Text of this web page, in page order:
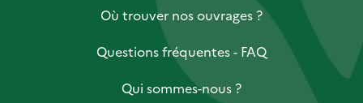
Où trouver nos ouvrages ?
Questions fréquentes - FAQ
Qui sommes-nous ?